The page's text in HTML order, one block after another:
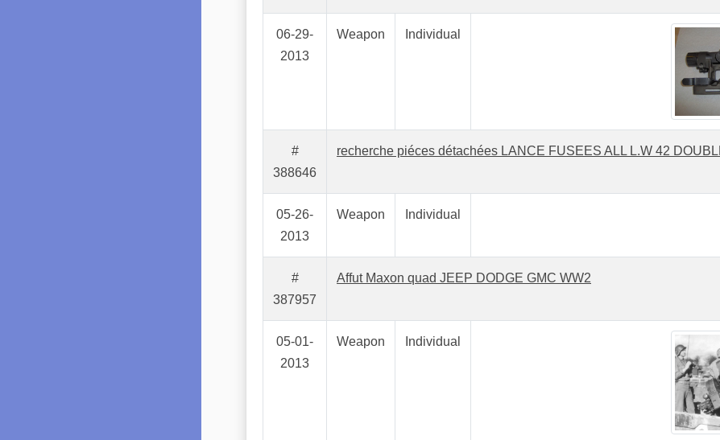
06-29-
2013
Weapon Individual
#
388646
recherche piéces détachées LANCE FUSEES ALL L.W 42
05-26-
2013
Weapon Individual
#
387957
Affut Maxon quad JEEP DODGE GMC WW2
05-01-
2013
Weapon Individual